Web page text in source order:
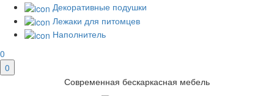
Декоративные подушки
Лежаки для питомцев
Наполнитель
0
0
Современная бескаркасная мебель